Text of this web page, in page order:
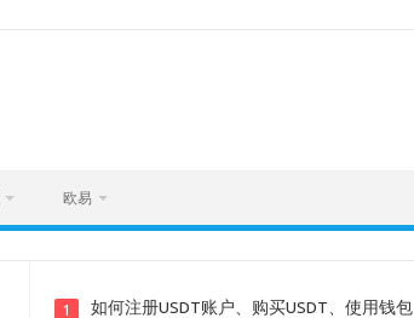
欧易
1
如何注册USDT账户、购买USDT、使用钱包